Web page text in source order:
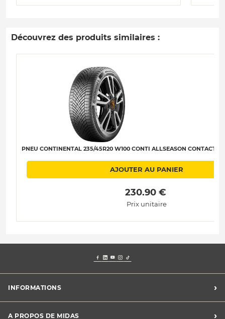
Découvrez des produits similaires :
PNEU CONTINENTAL 235/45R20 W100 CONTI ALLSEASON CONTACT 2
AJOUTER AU PANIER
230.90 €
Prix unitaire
INFORMATIONS ›
A PROPOS DE MIDAS ›